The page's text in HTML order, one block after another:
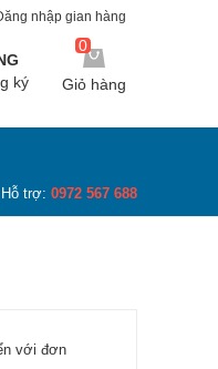
nhập gian hàng
0
Giỏ hàng
ký
Hỗ trợ: 0972 567 688